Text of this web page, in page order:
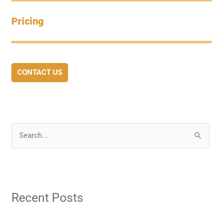
Pricing
CONTACT US
c
Recent Posts